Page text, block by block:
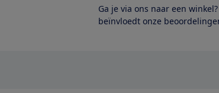
Ga je via ons naar een
beïnvloedt onze